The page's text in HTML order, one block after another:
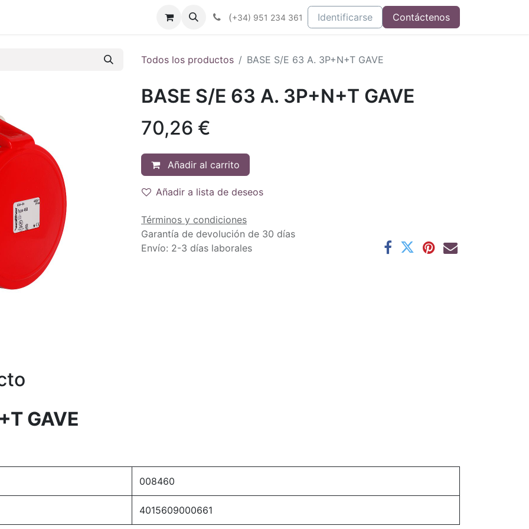
Industrias Noticias Integrados
(+34) 951 234 361 Identificarse Contáctenos
Todos los productos BASE S/E 63 A. 3P+N+T GAVE
BASE S/E 63 A. 3P+N+T GAVE
70,26 €
Añadir al carrito
Añadir a lista de deseos
Términos y condiciones
Garantía de devolución de 30 días
Envío: 2-3 días laborales
GAVE
008460
4015609000661